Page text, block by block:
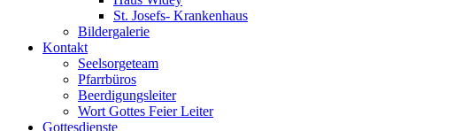
St. Josefs- Krankenhaus
Bildergalerie
Kontakt
Seelsorgeteam
Pfarrbüros
Beerdigungsleiter
Wort Gottes Feier Leiter
Gottesdienste